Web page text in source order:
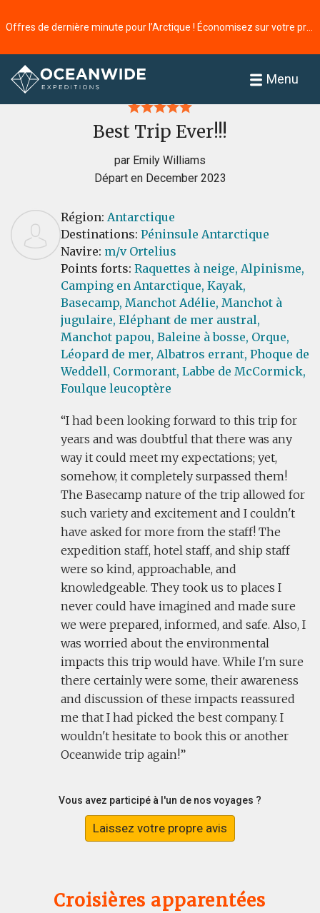
Menu
Accueil
Best Trip Ever!!!
par Emily Williams
Départ en December 2023
Région: Antarctique
Destinations: Péninsule Antarctique
Navire: m/v Ortelius
Points forts: Raquettes à neige, Alpinisme,
Camping en Antarctique, Kayak,
Basecamp, Manchot Adélie, Manchot à
jugulaire, Eléphant de mer austral,
Manchot papou, Baleine à bosse, Orque,
Léopard de mer, Albatros errant, Phoque de
Weddell, Cormorant, Labbe de McCormick,
Foulque leucoptère
I had been looking forward to this trip for
years and was doubtful that there was any
way it could meet my expectations; yet,
somehow, it completely surpassed them!
The Basecamp nature of the trip allowed for
such variety and excitement and I couldn't
have asked for more from the staff! The
expedition staff, hotel staff, and ship staff
were so kind, approachable, and
knowledgeable. They took us to places I
never could have imagined and made sure
we were prepared, informed, and safe. Also, I
was worried about the environmental
impacts this trip would have. While I'm sure
there certainly were some, their awareness
and discussion of these impacts reassured
me that I had picked the best company. I
wouldn't hesitate to book this or another
Oceanwide trip again!
Vous avez participé à l'un de nos voyages ?
Laissez votre propre avis
Croisières apparentées